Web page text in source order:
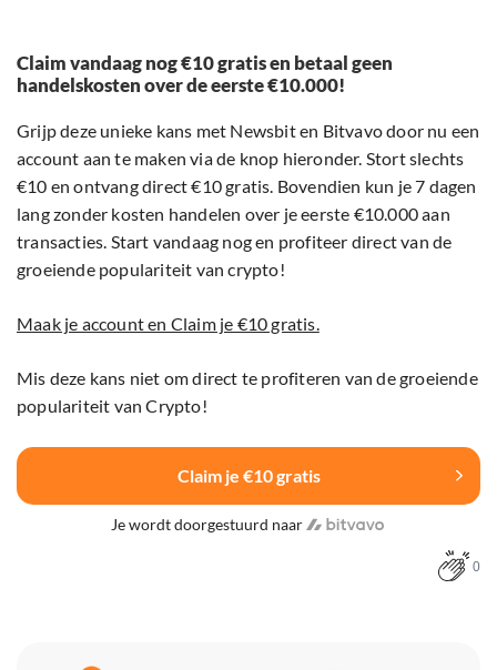
Claim vandaag nog €10 gratis en betaal geen
handelskosten over de eerste €10.000!
Grijp deze unieke kans met Newsbit en Bitvavo door nu een
account aan te maken via de knop hieronder. Stort slechts
€10 en ontvang direct €10 gratis. Bovendien kun je 7 dagen
lang zonder kosten handelen over je eerste €10.000 aan
transacties. Start vandaag nog en profiteer direct van de
groeiende populariteit van crypto!
Maak je account en Claim je €10 gratis.
Mis deze kans niet om direct te profiteren van de groeiende
populariteit van Crypto!
Claim je €10 gratis
Je wordt doorgestuurd naar
0